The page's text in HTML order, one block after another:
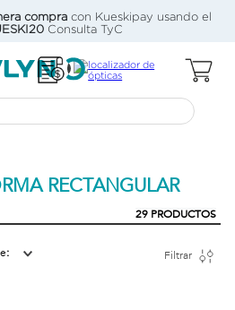
compra con Kueskipay usando el
Consulta TyC
RECTANGULAR
29 PRODUCTOS
Filtrar